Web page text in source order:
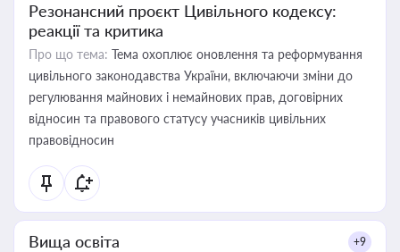
Резонансний проєкт Цивільного кодексу:
реакції та критика
Про що тема: Тема охоплює оновлення та реформування
цивільного законодавства України, включаючи зміни до
регулювання майнових і немайнових прав, договірних
відносин та правового статусу учасників цивільних
правовідносин
Вища освіта +9